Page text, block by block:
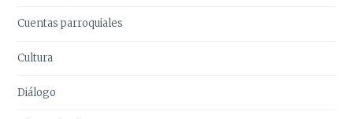
Cuentas parroquiales
Cultura
Diálogo